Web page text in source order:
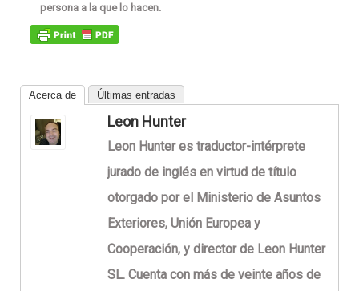
persona a la que lo hacen.
Acerca de Últimas entradas
Leon Hunter
Leon Hunter es traductor-intérprete
jurado de inglés en virtud de título
otorgado por el Ministerio de Asuntos
Exteriores, Unión Europea y
Cooperación, y director de Leon Hunter
SL. Cuenta con más de veinte años de